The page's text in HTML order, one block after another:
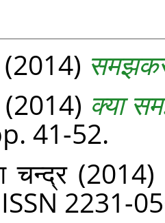
क्या
41-52.
चन्‍द्र(2014)
2231-